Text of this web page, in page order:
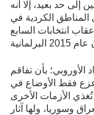
إلى حد بعيد، إلا أنه
المناطق الكردية في
انتخابات السابع
الأوروبي؛ بأن تفاقم
فقط الأوضاع في
الأزمات الأخرى
وسوريا، ولها آثار